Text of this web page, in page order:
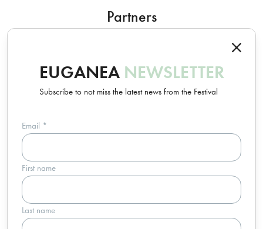
EUGANEA NEWSLETTER
Subscribe to not miss the latest news from the Festival
Email *
First name
Last name
Partners
p.iva 04755110287 • c.f. 91016820283